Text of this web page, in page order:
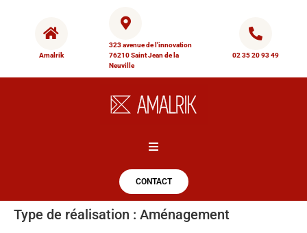
Amalrik
323 avenue de l'innovation
76210 Saint Jean de la
Neuville
02 35 20 93 49
Hamburger Toggle Menu
CONTACT
Type de réalisation : Aménagement